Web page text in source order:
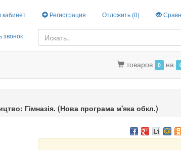
кабинет Регистрация Отложить (0)
звонок
товаров 0 на
Гімназія. (Нова програма м'яка обкл.)